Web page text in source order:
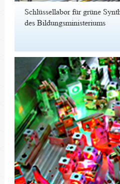
Schlüssellabor für grüne
des Bildungsministeriums